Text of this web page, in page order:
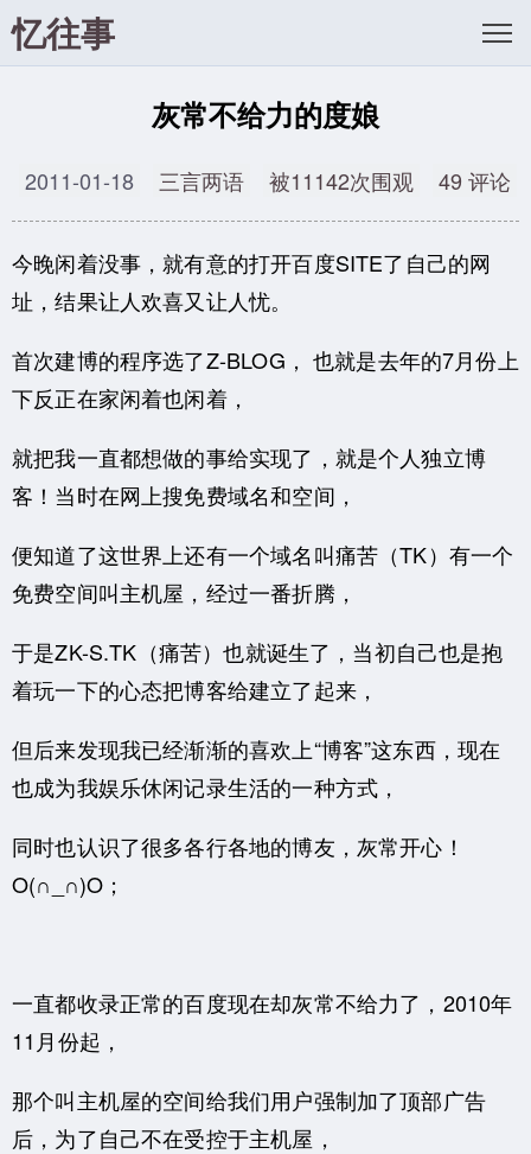
忆往事
灰常不给力的度娘
2011-01-18 三言两语 被11142次围观 49 评论
今晚闲着没事，就有意的打开百度SITE了自己的网
址，结果让人欢喜又让人忧。
首次建博的程序选了Z-BLOG， 也就是去年的7月份上
下反正在家闲着也闲着，
就把我一直都想做的事给实现了，就是个人独立博
客！当时在网上搜免费域名和空间，
便知道了这世界上还有一个域名叫痛苦（TK）有一个
免费空间叫主机屋，经过一番折腾，
于是ZK-S.TK（痛苦）也就诞生了，当初自己也是抱
着玩一下的心态把博客给建立了起来，
但后来发现我已经渐渐的喜欢上“博客”这东西，现在
也成为我娱乐休闲记录生活的一种方式，
同时也认识了很多各行各地的博友，灰常开心！
O(∩_∩)O；
一直都收录正常的百度现在却灰常不给力了，2010年
11月份起，
那个叫主机屋的空间给我们用户强制加了顶部广告
后，为了自己不在受控于主机屋，